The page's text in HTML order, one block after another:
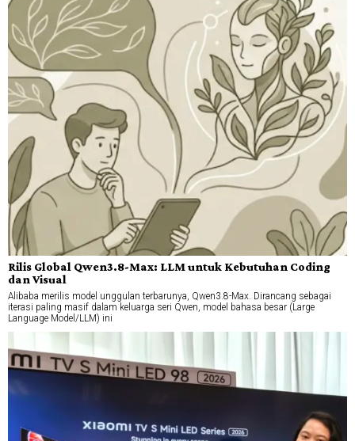
Rilis Global Qwen3.8-Max: LLM untuk Kebutuhan Coding
dan Visual
Alibaba merilis model unggulan terbarunya, Qwen3.8-Max. Dirancang sebagai
iterasi paling masif dalam keluarga seri Qwen, model bahasa besar (Large
Language Model/LLM) ini